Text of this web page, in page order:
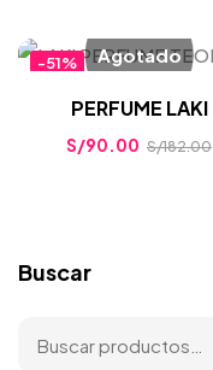
-51% Agotado
PERFUME LAKI
S/90.00 S/182.00
Buscar